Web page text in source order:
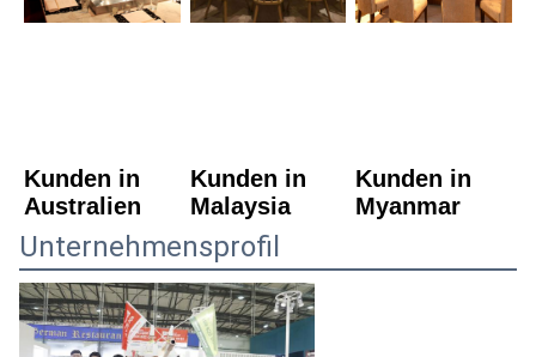
Kunden in
Australien
Kunden in
Malaysia
Kunden in
Myanmar
Unternehmensprofil